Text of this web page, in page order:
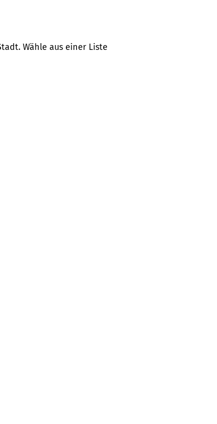
Wähle aus einer Liste